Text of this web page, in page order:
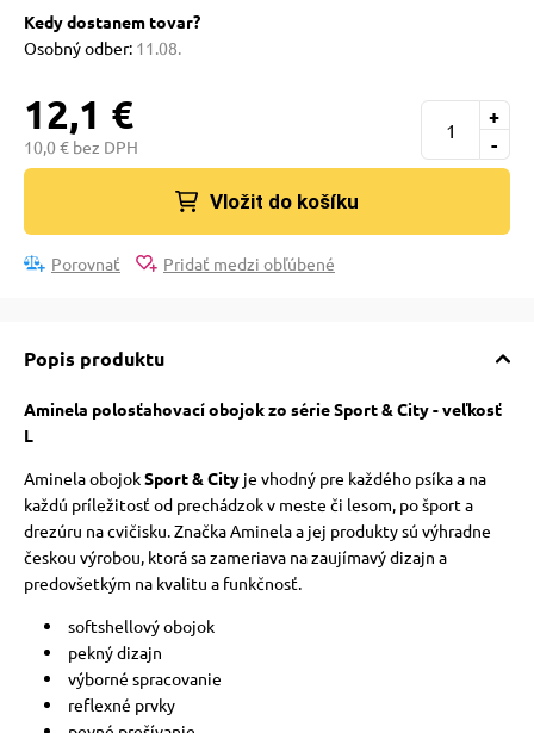
Kedy dostanem tovar?
Osobný odber: 11.08.
12,1 €
10,0 € bez DPH -
+
Vložit do košíku
Porovnať Pridať medzi obľúbené
Popis produktu
Aminela polosťahovací obojok zo série Sport & City - veľkosť
L
Aminela obojokSport & Cityje vhodný pre každého psíka a na
každú príležitosť od prechádzok v meste či lesom, po šport a
drezúru na cvičisku. Značka Aminela a jej produkty sú výhradne
českou výrobou, ktorá sa zameriava na zaujímavý dizajn a
predovšetkým na kvalitu a funkčnosť.
softshellový obojok
pekný dizajn
výborné spracovanie
reflexné prvky